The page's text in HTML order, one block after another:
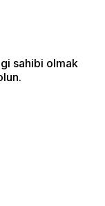
sahibi olmak